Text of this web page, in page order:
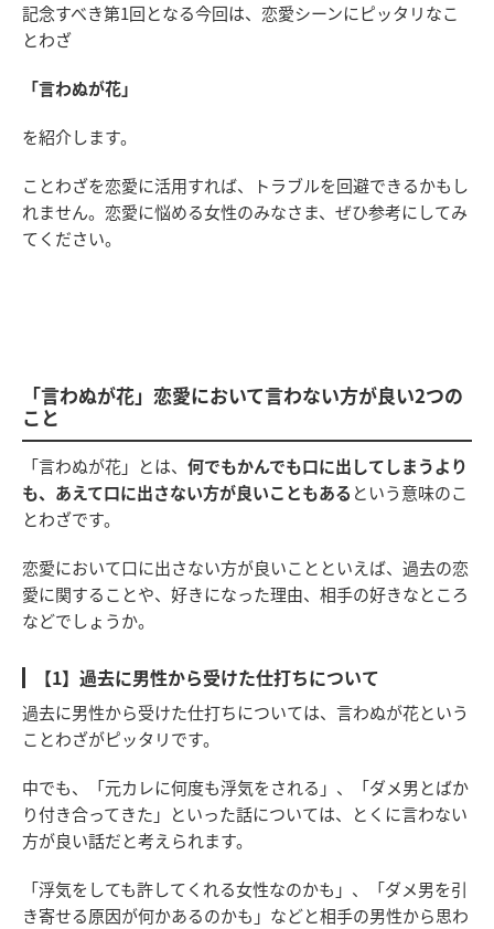
記念すべき第1回となる今回は、恋愛シーンにピッタリなこ
とわざ
「言わぬが花」
を紹介します。
ことわざを恋愛に活用すれば、トラブルを回避できるかもし
れません。恋愛に悩める女性のみなさま、ぜひ参考にしてみ
てください。
「言わぬが花」恋愛において言わない方が良い2つの
こと
「言わぬが花」とは、 何でもかんでも口に出してしまうより
も、あえて口に出さない方が良いこともある という意味のこ
とわざです。
恋愛において口に出さない方が良いことといえば、過去の恋
愛に関することや、好きになった理由、相手の好きなところ
などでしょうか。
【1】過去に男性から受けた仕打ちについて
過去に男性から受けた仕打ちについては、言わぬが花という
ことわざがピッタリです。
中でも、「元カレに何度も浮気をされる」、「ダメ男とばか
り付き合ってきた」といった話については、とくに言わない
方が良い話だと考えられます。
「浮気をしても許してくれる女性なのかも」、「ダメ男を引
き寄せる原因が何かあるのかも」などと相手の男性から思わ